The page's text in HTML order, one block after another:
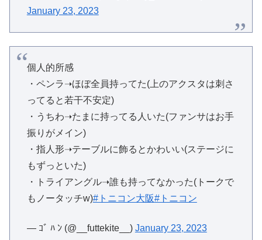
January 23, 2023
個人的所感
・ペンラ➝ほぼ全員持ってた(上のアクスタは刺さ
ってると若干不安定)
・うちわ➝たまに持ってる人いた(ファンサはお手
振りがメイン)
・指人形➝テーブルに飾るとかわいい(ステージに
もずっといた)
・トライアングル➝誰も持ってなかった(トークで
もノータッチw)#トニコン大阪#トニコン
— ｺﾞ ﾊ ﾝ (@__futtekite__) January 23, 2023